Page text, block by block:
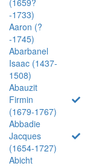
-1733)
Aaron (?
-1745)
Abarbanel
Isaac (1437-
1508)
Abauzit
Firmin
(1679-1767)
Abbadie
Jacques
(1654-1727)
Abicht